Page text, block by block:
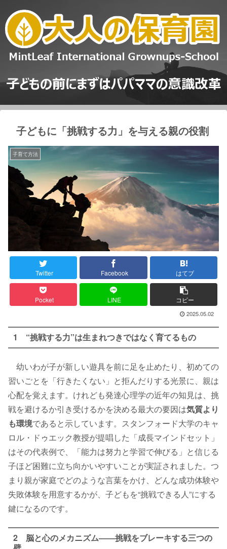
子どもに「挑戦する力」を与える親の役割
子育て方法
Twitter Facebook はてブ
Pocket LINE コピー
2025.05.02
1 “挑戦する力”は生まれつきではなく育てるもの
幼いわが子が新しい遊具を前に足を止めたり、初めての
習いごとを「行きたくない」と拒んだりする光景に、親は
心配を覚えます。けれども発達心理学の近年の知見は、挑
戦を避けるか引き受けるかを決める最大の要因は気質より
も環境であると示しています。スタンフォード大学のキャ
ロル・ドゥエック教授が提唱した「成長マインドセット」
はその代表例で、「能力は努力と学習で伸びる」と信じる
子ほど困難に立ち向かいやすいことが実証されました。つ
まり親が家庭でどのような言葉をかけ、どんな成功体験や
失敗体験を用意するかが、子どもを“挑戦できる人”にする
鍵になるのです。
2 脳と心のメカニズム――挑戦をブレーキする三つの